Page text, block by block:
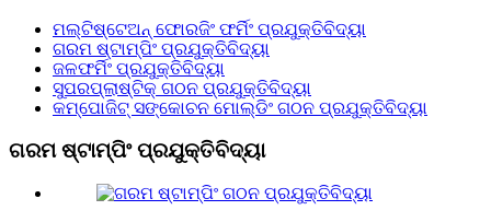
ମଲ୍ଟିଷ୍ଟେଅନ୍ ଫୋରଜିଂ ଫର୍ମିଂ ପ୍ରଯୁକ୍ତିବିଦ୍ୟା
ଗରମ ଷ୍ଟାମ୍ପିଂ ପ୍ରଯୁକ୍ତିବିଦ୍ୟା
ଜଳଫର୍ମିଂ ପ୍ରଯୁକ୍ତିବିଦ୍ୟା
ସୁପରପ୍ଲାଷ୍ଟିକ୍ ଗଠନ ପ୍ରଯୁକ୍ତିବିଦ୍ୟା
କମ୍ପୋଜିଟ୍ ସଙ୍କୋଚନ ମୋଲ୍ଡିଂ ଗଠନ ପ୍ରଯୁକ୍ତିବିଦ୍ୟା
ଗରମ ଷ୍ଟାମ୍ପିଂ ପ୍ରଯୁକ୍ତିବିଦ୍ୟା